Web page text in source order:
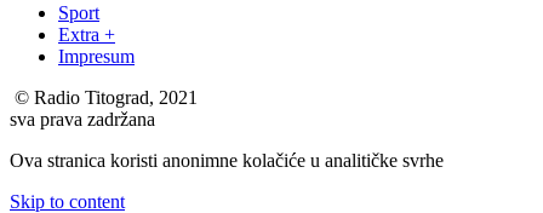
Sport
Extra +
Impresum
© Radio Titograd, 2021
sva prava zadržana
Ova stranica koristi anonimne kolačiće u analitičke svrhe
Skip to content